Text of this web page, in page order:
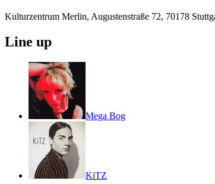
Kulturzentrum Merlin, Augustenstraße 72, 70178
Line up
Mega Bog
KiTZ